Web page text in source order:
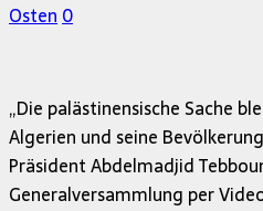
Osten0
„Die palästinensische Sache
Algerien und seine
Präsident Abdelmadjid
Generalversammlung per